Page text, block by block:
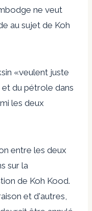
ne veut
au sujet de Koh
«veulent juste
du pétrole dans
les deux
entre les deux
sur la
de Koh Kood.
et d'autres,